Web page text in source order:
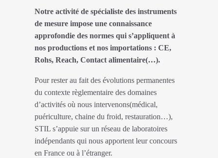
Notre activité de spécialiste des instruments
de mesure impose une connaissance
approfondie des normes qui s’appliquent à
nos productions et nos importations : CE,
Rohs, Reach, Contact alimentaire(…).
Pour rester au fait des évolutions permanentes
du contexte règlementaire des domaines
d’activités où nous intervenons(médical,
puériculture, chaine du froid, restauration…),
STIL s’appuie sur un réseau de laboratoires
indépendants qui nous apportent leur concours
en France ou à l’étranger.